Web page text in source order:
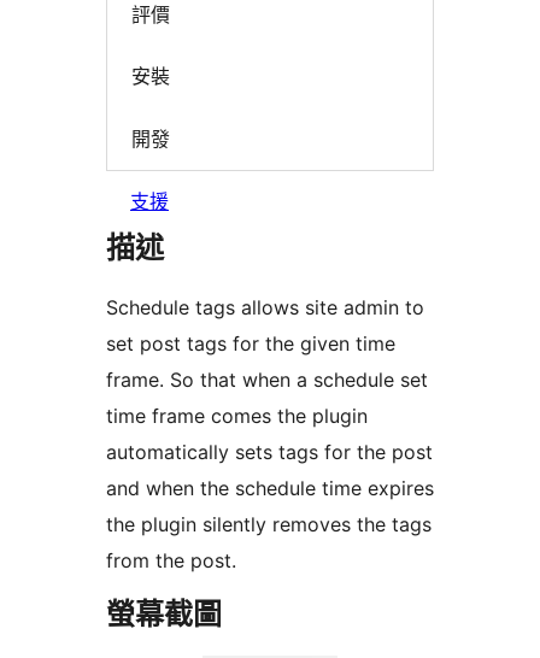
評價
安裝
開發
支援
描述
Schedule tags allows site admin to
set post tags for the given time
frame. So that when a schedule set
time frame comes the plugin
automatically sets tags for the post
and when the schedule time expires
the plugin silently removes the tags
from the post.
螢幕截圖